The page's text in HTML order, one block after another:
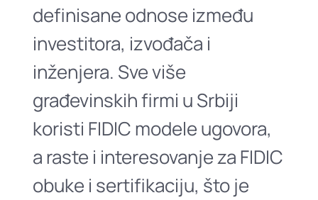
definisane odnose između
investitora, izvođača i
inženjera. Sve više
građevinskih firmi u Srbiji
koristi FIDIC modele ugovora,
a raste i interesovanje za FIDIC
obuke i sertifikaciju, što je